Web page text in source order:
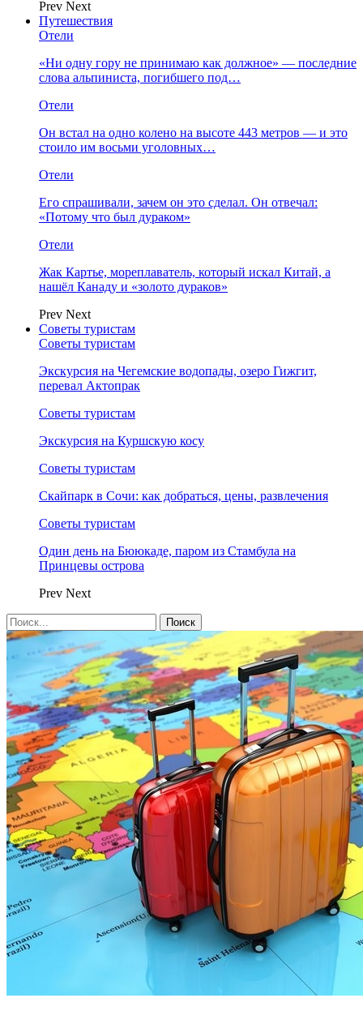
Prev Next
Путешествия
Отели
«Ни одну гору не принимаю как должное» — последние
слова альпиниста, погибшего под…
Отели
Он встал на одно колено на высоте 443 метров — и это
стоило им восьми уголовных…
Отели
Его спрашивали, зачем он это сделал. Он отвечал:
«Потому что был дураком»
Отели
Жак Картье, мореплаватель, который искал Китай, а
нашёл Канаду и «золото дураков»
Prev Next
Советы туристам
Советы туристам
Экскурсия на Чегемские водопады, озеро Гижгит,
перевал Актопрак
Советы туристам
Экскурсия на Куршскую косу
Советы туристам
Скайпарк в Сочи: как добраться, цены, развлечения
Советы туристам
Один день на Бююкаде, паром из Стамбула на
Принцевы острова
Prev Next